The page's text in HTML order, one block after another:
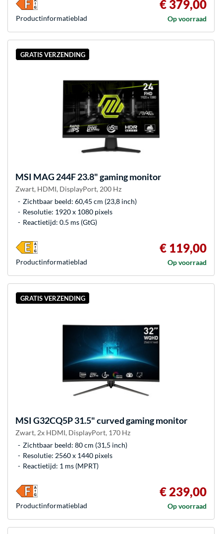
€ 379,00
Op voorraad
Product­informatieblad
GRATIS VERZENDING
MSI MAG 244F 23.8" gaming monitor
Zwart, HDMI, DisplayPort, 200 Hz
Zichtbaar beeld: 60,45 cm (23,8 inch)
Resolutie: 1920 x 1080 pixels
Reactietijd: 0.5 ms (GtG)
€ 119,00
Op voorraad
Product­informatieblad
GRATIS VERZENDING
MSI G32CQ5P 31.5" curved gaming monitor
Zwart, 2x HDMI, DisplayPort, 170 Hz
Zichtbaar beeld: 80 cm (31,5 inch)
Resolutie: 2560 x 1440 pixels
Reactietijd: 1 ms (MPRT)
€ 239,00
Op voorraad
Product­informatieblad